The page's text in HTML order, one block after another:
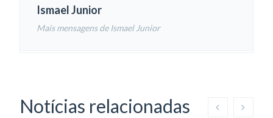
Ismael Junior
Mais mensagens de Ismael Junior
Notícias relacionadas